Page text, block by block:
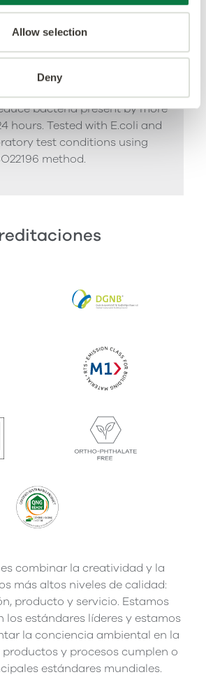
Allow selection
Deny
technology. Amtico’s Quantum
durable urethane on the
gloss finish makes our floors
eliminates the need for polish
technology offers
bacteria present by more
hours. Tested with E.coli and
test conditions using
method.
combinar la creatividad y la
más altos niveles de calidad:
producto y servicio. Estamos
los estándares líderes y estamos
la conciencia ambiental en la
y procesos cumplen o
estándares mundiales.